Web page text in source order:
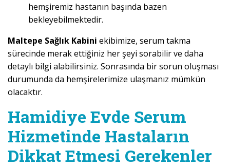
hemşiremiz hastanın başında bazen
bekleyebilmektedir.
Maltepe Sağlık Kabini ekibimize, serum takma
sürecinde merak ettiğiniz her şeyi sorabilir ve daha
detaylı bilgi alabilirsiniz. Sonrasında bir sorun oluşması
durumunda da hemşirelerimize ulaşmanız mümkün
olacaktır.
Hamidiye Evde Serum
Hizmetinde Hastaların
Dikkat Etmesi Gerekenler